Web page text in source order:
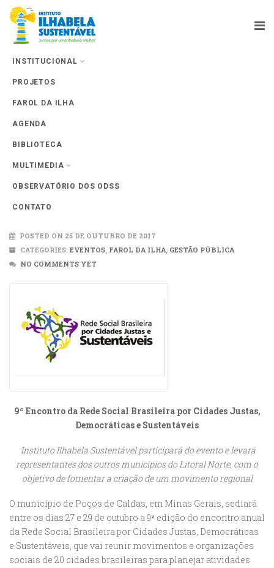
INSTITUCIONAL
PROJETOS
FAROL DA ILHA
AGENDA
BIBLIOTECA
MULTIMEDIA
OBSERVATÓRIO DOS ODSS
CONTATO
Encontro da Rede de Cidades
POSTED ON 25 DE OUTUBRO DE 2017
CATEGORIES: EVENTOS, FAROL DA ILHA, GESTÃO PÚBLICA
NO COMMENTS YET
9º Encontro da Rede Social Brasileira por Cidades Justas,
Democráticas e Sustentáveis
Instituto Ilhabela Sustentável participará do evento e levará
representantes dos outros municípios do Litoral Norte, com o
objetivo de fomentar a criação de um movimento regional
O município de Poços de Caldas, em Minas Gerais, sediará
entre os dias 27 e 29 de outubro a 9ª edição do encontro anual
da Rede Social Brasileira por Cidades Justas, Democráticas
e Sustentáveis, que vai reunir movimentos e organizações
sociais de 20 cidades brasileiras para planejar atividades